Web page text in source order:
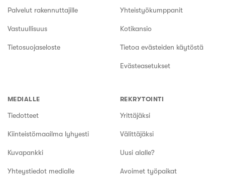
Palvelut rakennuttajille
Vastuullisuus
Tietosuojaseloste
Yhteistyökumppanit
Kotikansio
Tietoa evästeiden käytöstä
Evästeasetukset
MEDIALLE
Tiedotteet
Kiinteistömaailma lyhyesti
Kuvapankki
Yhteystiedot medialle
REKRYTOINTI
Yrittäjäksi
Välittäjäksi
Uusi alalle?
Avoimet työpaikat